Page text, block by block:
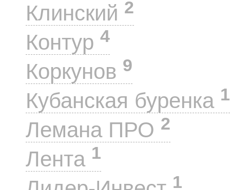
Клинский 2
Контур 4
Коркунов 9
Кубанская буренка 1
Лемана ПРО 2
Лента 1
1